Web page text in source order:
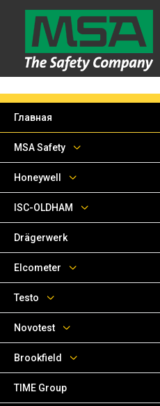
Главная
MSA Safety
Honeywell
ISC-OLDHAM
Drägerwerk
Elcometer
Testo
Novotest
Brookfield
TIME Group